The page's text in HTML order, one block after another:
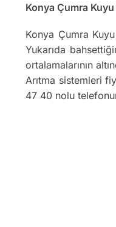
Konya Çumra Kuyu
Konya Çumra
Yukarıda
ortalamalarının
Arıtma sistemleri
47 40 nolu